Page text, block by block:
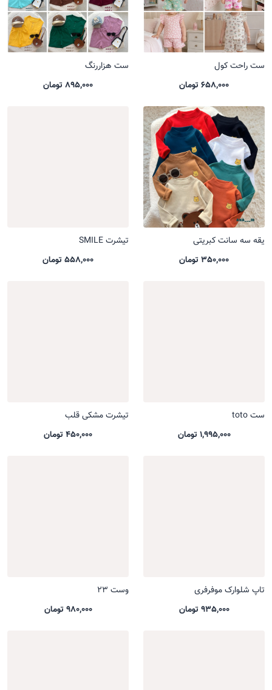
ست راحت کول
658,000 تومان
ست هزاررنگ
895,000 تومان
یقه سه سانت کبریتی
350,000 تومان
تیشرت SMILE
558,000 تومان
ست toto
1,995,000 تومان
تیشرت مشکی قلب
450,000 تومان
تاپ شلوارک موفرفری
935,000 تومان
وست 23
980,000 تومان